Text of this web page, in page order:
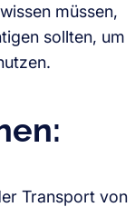
müssen,
sollten, um
Transport von